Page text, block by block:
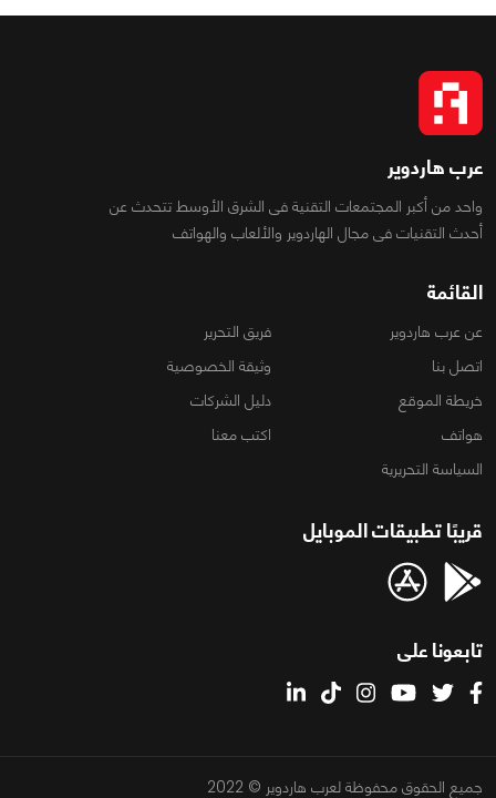
عرب هاردوير
واحد من أكبر المجتمعات التقنية فى الشرق الأوسط تتحدث عن
أحدث التقنيات فى مجال الهاردوير والألعاب والهواتف
القائمة
عن عرب هاردوير
فريق التحرير
اتصل بنا
وثيقة الخصوصية
خريطة الموقع
دليل الشركات
هواتف
اكتب معنا
السياسة التحريرية
قريبًا تطبيقات الموبايل
تابعونا على
جميع الحقوق محفوظة لعرب هاردوير © 2022